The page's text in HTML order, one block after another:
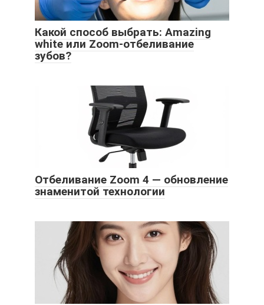
Какой способ выбрать: Amazing
white или Zoom-отбеливание
зубов?
Отбеливание Zoom 4 — обновление
знаменитой технологии